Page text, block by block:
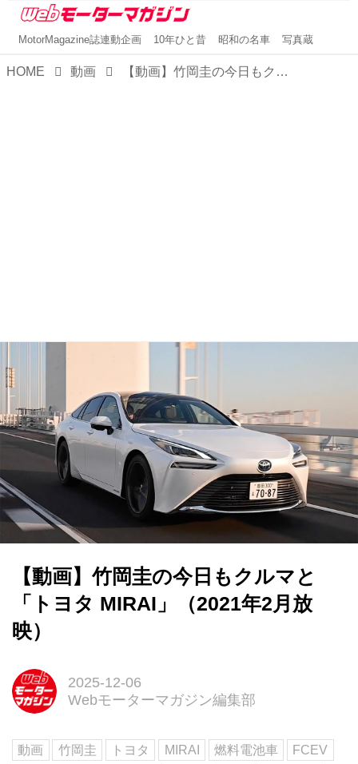
MotorMagazine誌連動企画 10年ひと昔 昭和の名車 写真蔵
HOME 動画 【動画】竹岡圭の今日もクルマと「トヨタ MIRAI」（2021年2月放映）
【動画】竹岡圭の今日もクルマと
「トヨタ MIRAI」（2021年2月放
映）
2025-12-06
Webモーターマガジン編集部
動画 竹岡圭 トヨタ MIRAI 燃料電池車
FCEV